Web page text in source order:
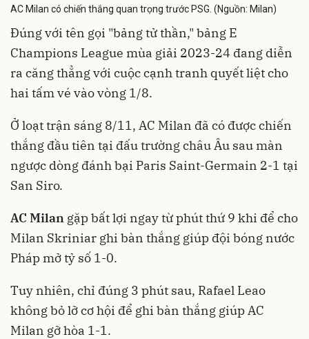
AC Milan có chiến thắng quan trọng trước PSG. (Nguồn: Milan)
Đúng với tên gọi "bảng tử thần," bảng E
Champions League mùa giải 2023-24 đang diễn
ra căng thẳng với cuộc cạnh tranh quyết liệt cho
hai tấm vé vào vòng 1/8.
Ở loạt trận sáng 8/11, AC Milan đã có được chiến
thắng đầu tiên tại đấu trường châu Âu sau màn
ngược dòng đánh bại Paris Saint-Germain 2-1 tại
San Siro.
AC Milan gặp bất lợi ngay từ phút thứ 9 khi để cho
Milan Skriniar ghi bàn thắng giúp đội bóng nước
Pháp mở tỷ số 1-0.
Tuy nhiên, chỉ đúng 3 phút sau, Rafael Leao
không bỏ lỡ cơ hội để ghi bàn thắng giúp AC
Milan gỡ hòa 1-1.